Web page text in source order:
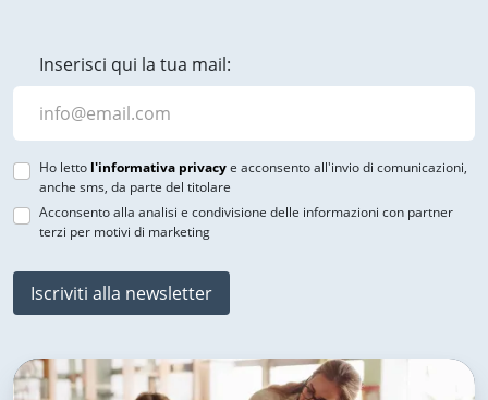
Inserisci qui la tua mail:
Ho letto l'informativa privacye acconsento all'invio di comunicazioni,
anche sms, da parte del titolare
Acconsento alla analisi e condivisione delle informazioni con partner
terzi per motivi di marketing
Iscriviti alla newsletter